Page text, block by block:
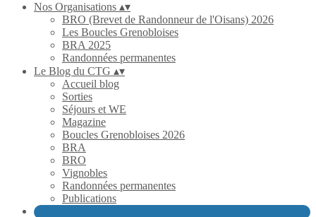
Nos Organisations ▴▾
BRO (Brevet de Randonneur de l'Oisans) 2026
Les Boucles Grenobloises
BRA 2025
Randonnées permanentes
Le Blog du CTG ▴▾
Accueil blog
Sorties
Séjours et WE
Magazine
Boucles Grenobloises 2026
BRA
BRO
Vignobles
Randonnées permanentes
Publications